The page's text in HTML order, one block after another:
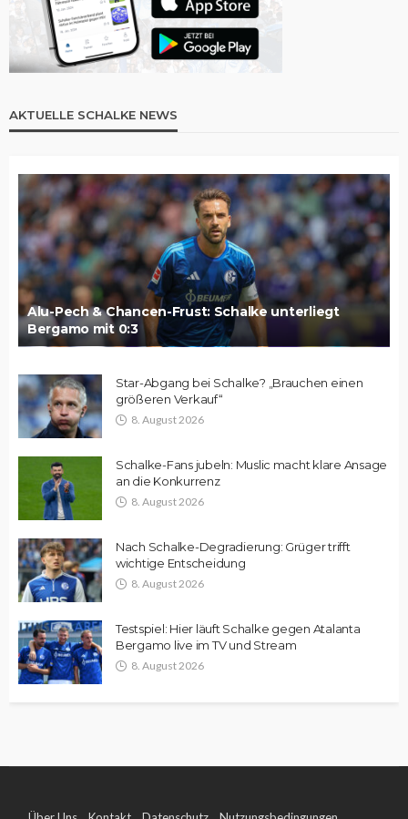
AKTUELLE SCHALKE NEWS
Alu-Pech & Chancen-Frust: Schalke unterliegt
Bergamo mit 0:3
Star-Abgang bei Schalke? „Brauchen einen
größeren Verkauf“
8. August 2026
Schalke-Fans jubeln: Muslic macht klare Ansage
an die Konkurrenz
8. August 2026
Nach Schalke-Degradierung: Grüger trifft
wichtige Entscheidung
8. August 2026
Testspiel: Hier läuft Schalke gegen Atalanta
Bergamo live im TV und Stream
8. August 2026